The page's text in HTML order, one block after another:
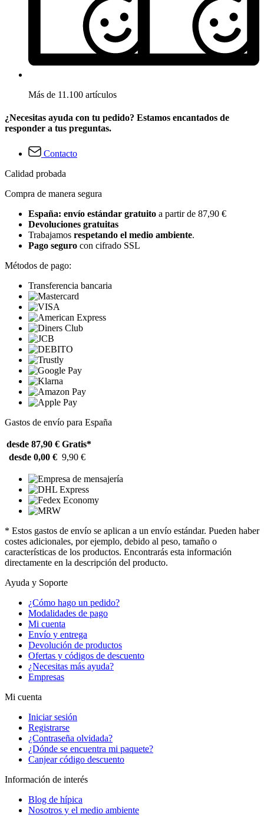
Más de 11.100 artículos
¿Necesitas ayuda con tu pedido? Estamos encantados de
responder a tus preguntas.
Contacto
Calidad probada
Compra de manera segura
España: envío estándar gratuito a partir de 87,90 €
Devoluciones gratuitas
Trabajamos respetando el medio ambiente.
Pago seguro con cifrado SSL
Métodos de pago:
Transferencia bancaria
Gastos de envío para España
desde 87,90 € Gratis*
desde 0,00 € 9,90 €
* Estos gastos de envío se aplican a un envío estándar. Pueden haber
costes adicionales, por ejemplo, debido al peso, tamaño o
características de los productos. Encontrarás esta información
directamente en la descripción del producto.
Ayuda y Soporte
¿Cómo hago un pedido?
Modalidades de pago
Mi cuenta
Envío y entrega
Devolución de productos
Ofertas y códigos de descuento
¿Necesitas más ayuda?
Empresas
Mi cuenta
Iniciar sesión
Registrarse
¿Contraseña olvidada?
¿Dónde se encuentra mi paquete?
Canjear código descuento
Información de interés
Blog de hípica
Nosotros y el medio ambiente